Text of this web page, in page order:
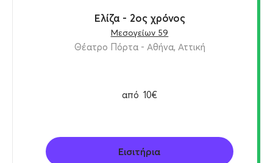
Ελίζα - 2ος χρόνος
Μεσογείων 59
Θέατρο Πόρτα - Αθήνα, Αττική
από 10€
Εισιτήρια